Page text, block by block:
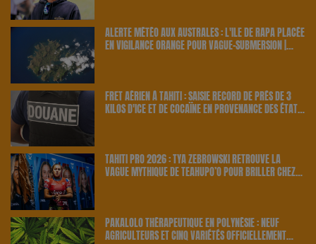
ALERTE MÉTÉO AUX AUSTRALES : L'ÎLE DE RAPA PLACÉE
EN VIGILANCE ORANGE POUR VAGUE-SUBMERSION |
FRET AÉRIEN À TAHITI : SAISIE RECORD DE PRÈS DE 3
KILOS D'ICE ET DE COCAÏNE EN PROVENANCE DES ÉTATS-
TAHITI PRO 2026 : TYA ZEBROWSKI RETROUVE LA
VAGUE MYTHIQUE DE TEAHUPO’O POUR BRILLER CHEZ
PAKALOLO THÉRAPEUTIQUE EN POLYNÉSIE : NEUF
AGRICULTEURS ET CINQ VARIÉTÉS OFFICIELLEMENT